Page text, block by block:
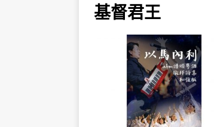
基督君王